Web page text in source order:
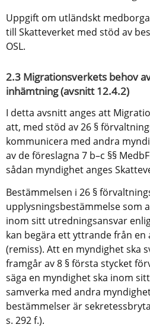
Uppgift om utländskt
till Skatteverket med stöd av
OSL.
2.3 Migrationsverkets behov
inhämtning (avsnitt 12.4.2)
I detta avsnitt anges att
att, med stöd av 26 §
kommunicera med andra
av de föreslagna 7 b–c §§
sådan myndighet anges
Bestämmelsen i 26 §
upplysningsbestämmelse som
inom sitt utredningsansvar
kan begära ett yttrande från
(remiss). Att en myndighet ska
framgår av 8 § första stycket
säga en myndighet ska inom
samverka med andra
bestämmelser är
s. 292 f.).